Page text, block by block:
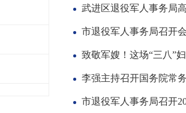
武进区退役军人事务局
市退役军人事务局召开
致敬军嫂！这场“三八”
李强主持召开国务院常
市退役军人事务局召开